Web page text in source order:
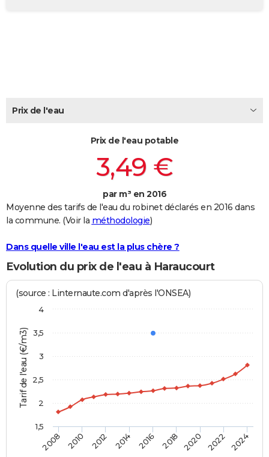
Carte de Noël
Carte Bonne année
Carte Saint-Valentin
Carte Pâques
Carte d'anniversaire
DICTIONNAIRE
FORUM
Prix de l'eau
Prix de l'eau potable
3,49 €
par m³ en 2016
Moyenne des tarifs de l'eau du robinet déclarés en 2016 dans
la commune. (Voir la méthodologie)
Dans quelle ville l'eau est la plus chère ?
Evolution du prix de l'eau à Haraucourt
Tarif de l'eau (€/m3)
(source : Linternaute.com d'après l'ONSEA)
2008 2010 2012 2014 2016 2018 2020 2022 2024
1,5
2
2,5
3
3,5
4